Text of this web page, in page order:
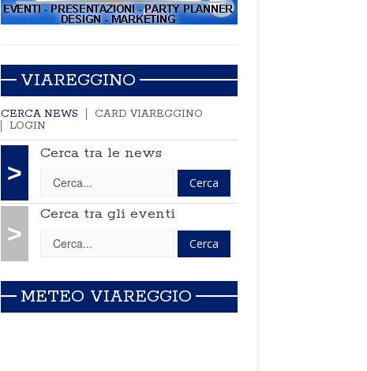
VIAREGGINO
CERCA NEWS
CARD VIAREGGINO
LOGIN
>
Cerca tra le news
>
Cerca tra gli eventi
METEO VIAREGGIO